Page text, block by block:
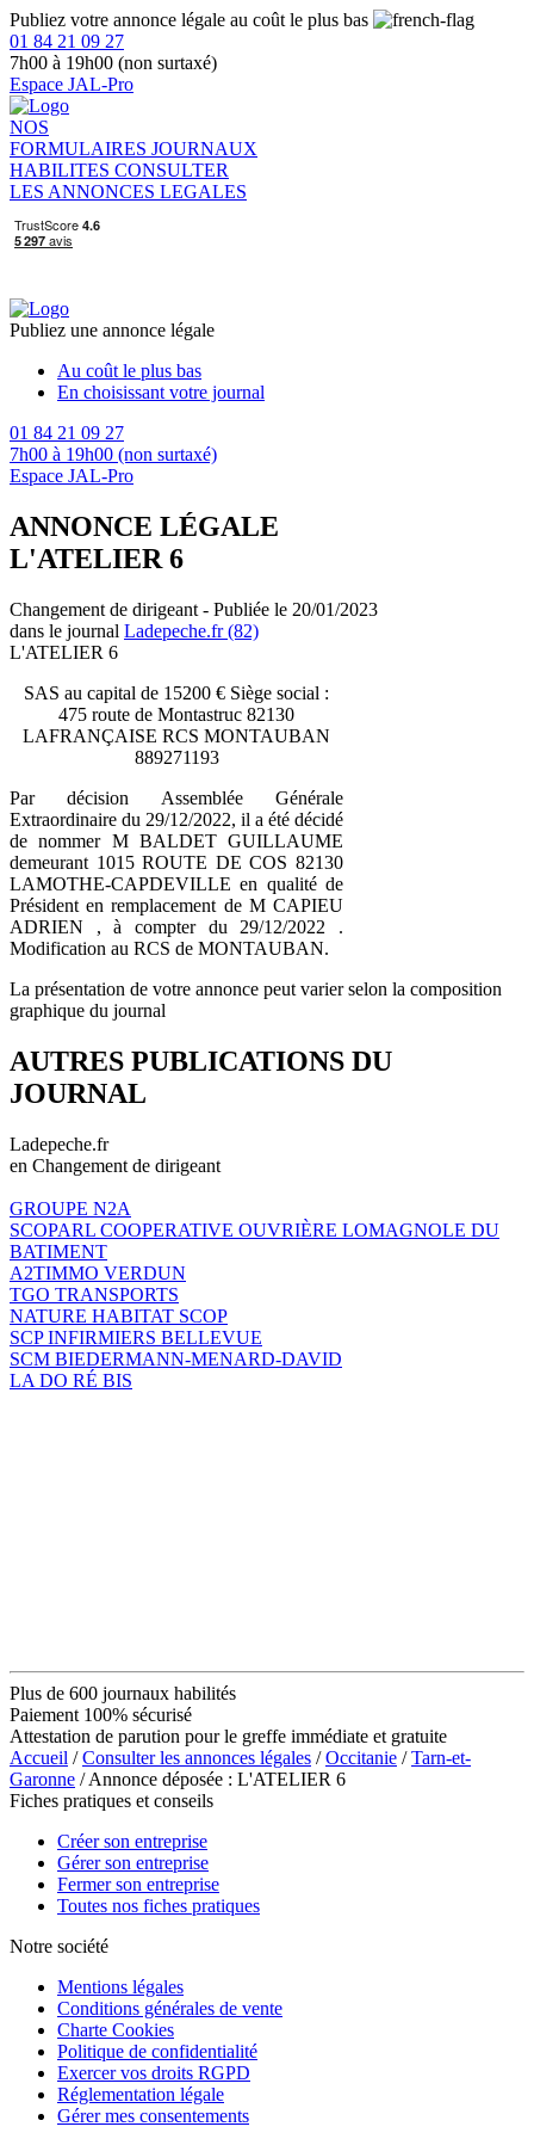
Publiez votre annonce légale au coût le plus bas
01 84 21 09 27
7h00 à 19h00 (non surtaxé)
Espace JAL-Pro
NOS
FORMULAIRES JOURNAUX
HABILITES CONSULTER
LES ANNONCES LEGALES
Publiez une annonce légale
Au coût le plus bas
En choisissant votre journal
01 84 21 09 27
7h00 à 19h00 (non surtaxé)
Espace JAL-Pro
ANNONCE LÉGALE
L'ATELIER 6
Changement de dirigeant - Publiée le 20/01/2023
dans le journal Ladepeche.fr (82)
L'ATELIER 6
SAS au capital de 15200 € Siège social :
475 route de Montastruc 82130
LAFRANÇAISE RCS MONTAUBAN
889271193
Par décision Assemblée Générale
Extraordinaire du 29/12/2022, il a été décidé
de nommer M BALDET GUILLAUME
demeurant 1015 ROUTE DE COS 82130
LAMOTHE-CAPDEVILLE en qualité de
Président en remplacement de M CAPIEU
ADRIEN , à compter du 29/12/2022 .
Modification au RCS de MONTAUBAN.
La présentation de votre annonce peut varier selon la composition
graphique du journal
AUTRES PUBLICATIONS DU
JOURNAL
Ladepeche.fr
en Changement de dirigeant
GROUPE N2A
SCOPARL COOPERATIVE OUVRIÈRE LOMAGNOLE DU
BATIMENT
A2TIMMO VERDUN
TGO TRANSPORTS
NATURE HABITAT SCOP
SCP INFIRMIERS BELLEVUE
SCM BIEDERMANN-MENARD-DAVID
LA DO RÉ BIS
Plus de 600 journaux habilités
Paiement 100% sécurisé
Attestation de parution pour le greffe immédiate et gratuite
Accueil /Consulter les annonces légales /Occitanie /Tarn-et-
Garonne / Annonce déposée : L'ATELIER 6
Fiches pratiques et conseils
Créer son entreprise
Gérer son entreprise
Fermer son entreprise
Toutes nos fiches pratiques
Notre société
Mentions légales
Conditions générales de vente
Charte Cookies
Politique de confidentialité
Exercer vos droits RGPD
Réglementation légale
Gérer mes consentements